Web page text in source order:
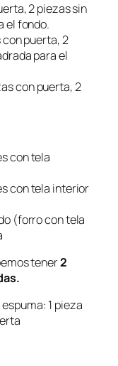
2 piezas sin
el fondo.
puerta, 2
para el
con puerta, 2
con tela
con tela interior
(forro con tela
tener2
1 pieza